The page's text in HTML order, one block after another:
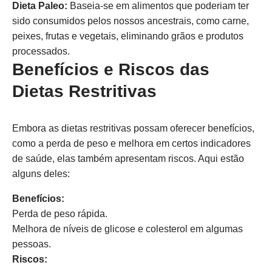
Dieta Paleo: Baseia-se em alimentos que poderiam ter
sido consumidos pelos nossos ancestrais, como carne,
peixes, frutas e vegetais, eliminando grãos e produtos
processados.
Benefícios e Riscos das
Dietas Restritivas
Embora as dietas restritivas possam oferecer benefícios,
como a perda de peso e melhora em certos indicadores
de saúde, elas também apresentam riscos. Aqui estão
alguns deles:
Benefícios:
Perda de peso rápida.
Melhora de níveis de glicose e colesterol em algumas
pessoas.
Riscos: